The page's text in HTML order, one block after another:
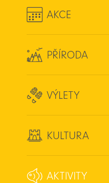
AKCE
PŘÍRODA
VÝLETY
KULTURA
AKTIVITY